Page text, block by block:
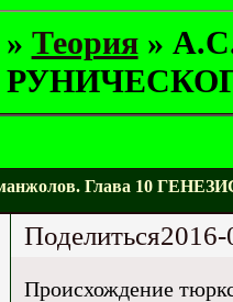
» Теория »
Глава 10
Поделиться
Происхождение